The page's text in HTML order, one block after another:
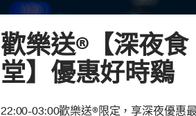
歡樂送®【深夜食
堂】優惠好時鷄
22:00-03:00歡樂送®限定，享深夜優惠